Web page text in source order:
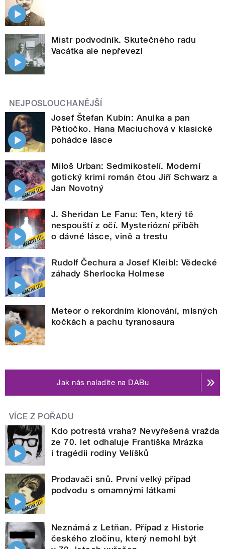
Mistr podvodník. Skutečného radu
Vacátka ale nepřevezl
NEJPOSLOUCHANĚJŠÍ
Josef Štefan Kubín: Anulka a pan
Pětiočko. Hana Maciuchová v klasické
pohádce lásce
Miloš Urban: Sedmikostelí. Moderní
gotický krimi román čtou Jiří Schwarz a
Jan Novotný
J. Sheridan Le Fanu: Ten, který tě
nespouští z očí. Mysteriózní příběh
o dávné lásce, vině a trestu
Rudolf Čechura a Josef Kleibl: Vědecké
záhady Sherlocka Holmese
Meteor o rekordním klonování, mlsných
kočkách a pachu tyranosaura
Jak nás naladíte na DABu
VÍCE Z POŘADU
Kdo potrestá vraha? Nevyřešená vražda
ze 70. let odhaluje Františka Mrázka
i tragédii rodiny Velíšků
Prodavači snů. První velký případ
podvodu s omamnými látkami
Neznámá z Letňan. Případ z Historie
českého zločinu, který nemohl být